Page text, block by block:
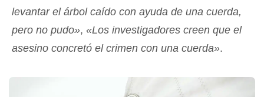
levantar el árbol caído con ayuda de una cuerda,
pero no pudo», «Los investigadores creen que el
asesino concretó el crimen con una cuerda».